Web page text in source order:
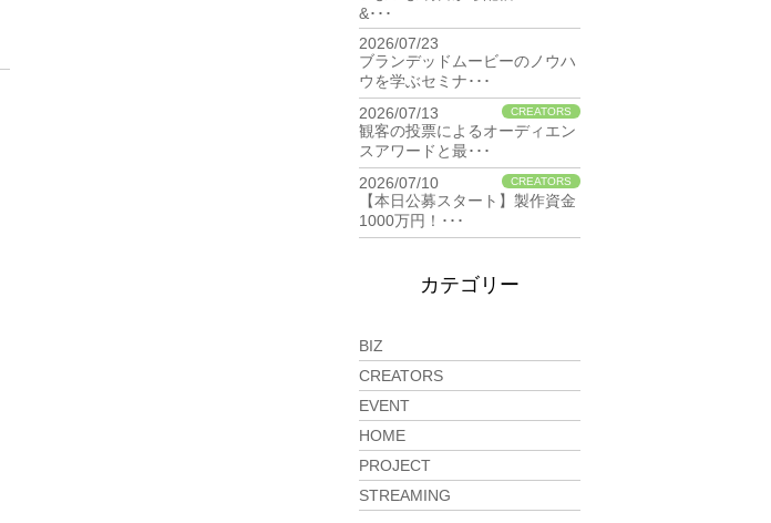
&･･･
2026/07/23
ブランデッドムービーのノウハ
ウを学ぶセミナ･･･
2026/07/13
CREATORS
観客の投票によるオーディエン
スアワードと最･･･
2026/07/10
CREATORS
【本日公募スタート】製作資金
1000万円！･･･
カテゴリー
BIZ
CREATORS
EVENT
HOME
PROJECT
STREAMING